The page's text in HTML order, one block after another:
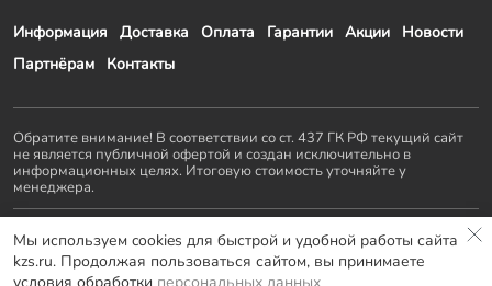
Информация Доставка Оплата Гарантии Акции
Новости
Партнёрам
Контакты
Обратите внимание! В соответствии со ст. 437 ГК РФ текущий сайт
не является публичной офертой и создан исключительно в
информационных целях. Итоговую стоимость уточняйте у
менеджера.
Остальные проекты KZS GROUP
Домостроение
Заборы и ворота Септики
Террасы
Мебель LOFT
Мы используем cookies для быстрой и удобной работы сайта
kzs.ru. Продолжая пользоваться сайтом, вы принимаете